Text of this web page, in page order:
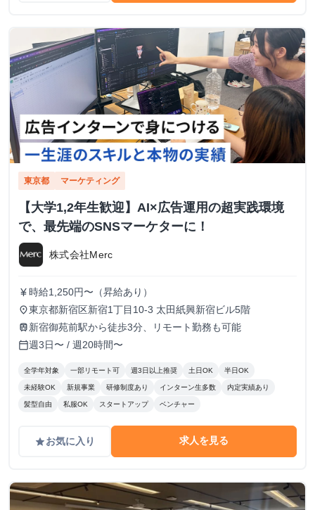
東京都 マーケティング
【大学1,2年生歓迎】AI×広告運用の超実践環境
で、最先端のSNSマーケターに！
株式会社Merc
currency_yen 時給1,250円〜（昇給あり）
place東京都新宿区新宿1丁目10-3 太田紙興新宿ビル5階
train 新宿御苑前駅から徒歩3分、リモート勤務も可能
calendar_today週3日〜 / 週20時間〜
全学年対象 一部リモート可 週3日以上推奨 土日OK 半日OK
未経験OK 新規事業 研修制度あり インターン生多数 内定実績あり
髪型自由 私服OK スタートアップ ベンチャー
gradeお気に入り 求人を見る